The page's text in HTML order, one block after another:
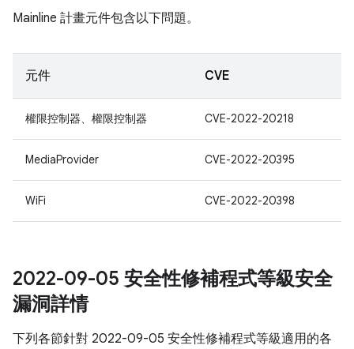
Mainline 計畫元件包含以下問題。
元件 CVE
權限控制器、權限控制器 CVE-2022-20218
MediaProvider CVE-2022-20395
WiFi CVE-2022-20398
2022-09-05 安全性修補程式等級安全
漏洞詳情
下列各節針對 2022-09-05 安全性修補程式等級適用的各